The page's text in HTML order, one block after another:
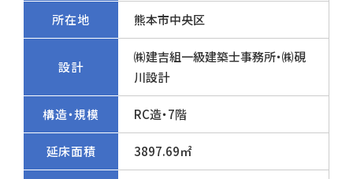
所在地 熊本市中央区
設計
㈱建吉組一級建築士事務所・㈱硯
川設計
構造・規模 RC造・7階
延床面積 3897.69㎡